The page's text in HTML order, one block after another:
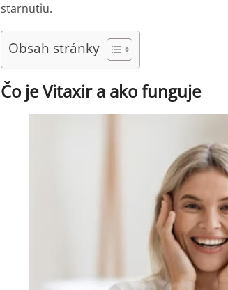
starnutiu.
Obsah stránky
Čo je Vitaxir a ako funguje